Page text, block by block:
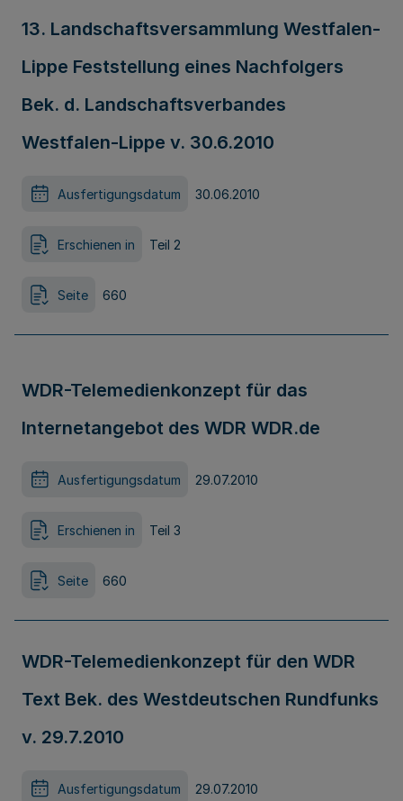
13. Landschaftsversammlung Westfalen-
Lippe Feststellung eines Nachfolgers
Bek. d. Landschaftsverbandes
Westfalen-Lippe v. 30.6.2010
Ausfertigungsdatum 30.06.2010
Erschienen in Teil 2
Seite 660
WDR-Telemedienkonzept für das
Internetangebot des WDR WDR.de
Ausfertigungsdatum 29.07.2010
Erschienen in Teil 3
Seite 660
WDR-Telemedienkonzept für den WDR
Text Bek. des Westdeutschen Rundfunks
v. 29.7.2010
Ausfertigungsdatum 29.07.2010